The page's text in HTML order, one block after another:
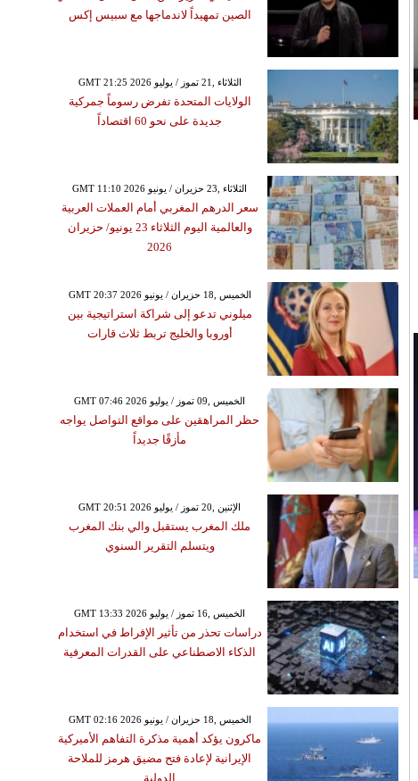
الصين تمهيداً لاندماجها مع سبيس إكس
GMT 21:25 2026 الثلاثاء ,21 تموز / يوليو
الولايات المتحدة تفرض رسوماً جمركية
جديدة على نحو 60 اقتصاداً
GMT 11:10 2026 الثلاثاء ,23 حزيران / يونيو
سعر الدرهم المغربي أمام العملات العربية
والعالمية اليوم الثلاثاء 23 يونيو/ حزيران
2026
GMT 20:37 2026 الخميس ,18 حزيران / يونيو
ميلوني تدعو إلى شراكة استراتيجية بين
أوروبا والخليج تربط ثلاث قارات
GMT 07:46 2026 الخميس ,09 تموز / يوليو
حظر المراهقين على مواقع التواصل يواجه
مأزقًا جديداً
GMT 20:51 2026 الإثنين ,20 تموز / يوليو
ملك المغرب يستقبل والي بنك المغرب
ويتسلم التقرير السنوي
GMT 13:33 2026 الخميس ,16 تموز / يوليو
دراسات تحذر من تأثير الإفراط في استخدام
الذكاء الاصطناعي على القدرات المعرفية
GMT 02:16 2026 الخميس ,18 حزيران / يونيو
ماكرون يؤكد أهمية مذكرة التفاهم الأميركية
الإيرانية لإعادة فتح مضيق هرمز للملاحة
الدولية